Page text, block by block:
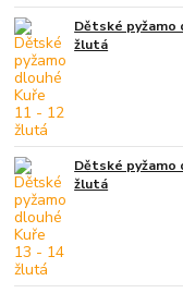
Dětské pyžamo
žlutá
Dětské pyžamo
žlutá